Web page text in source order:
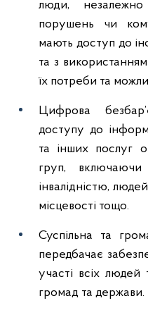
люди,
порушень чи
мають доступ до
та з
їх потреби та
Цифрова
доступу до
та інших послуг
груп,
інвалідністю,
місцевості тощо.
Суспільна та
передбачає
участі всіх людей
громад та держави.